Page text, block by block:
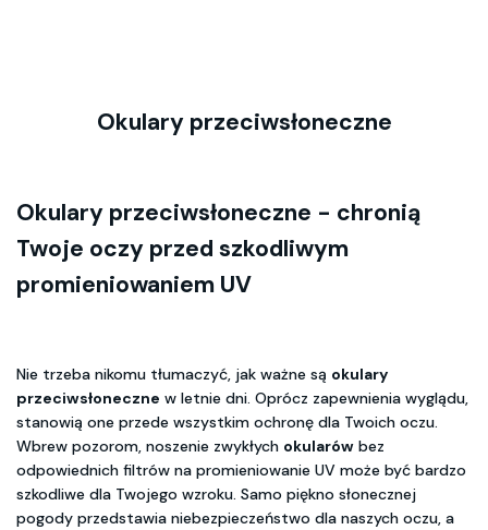
Okulary przeciwsłoneczne
Okulary przeciwsłoneczne - chronią
Twoje oczy przed szkodliwym
promieniowaniem UV
Nie trzeba nikomu tłumaczyć, jak ważne są okulary
przeciwsłoneczne w letnie dni. Oprócz zapewnienia wyglądu,
stanowią one przede wszystkim ochronę dla Twoich oczu.
Wbrew pozorom, noszenie zwykłych okularów bez
odpowiednich filtrów na promieniowanie UV może być bardzo
szkodliwe dla Twojego wzroku. Samo piękno słonecznej
pogody przedstawia niebezpieczeństwo dla naszych oczu, a